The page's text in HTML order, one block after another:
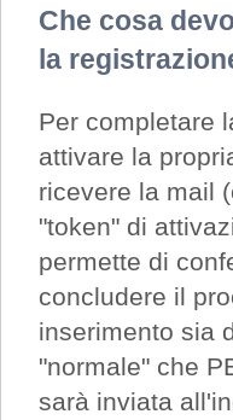
Che cosa
la
Per completare
attivare la
ricevere la mail
"token" di
permette di
concludere il
inserimento sia
"normale" che
sarà inviata